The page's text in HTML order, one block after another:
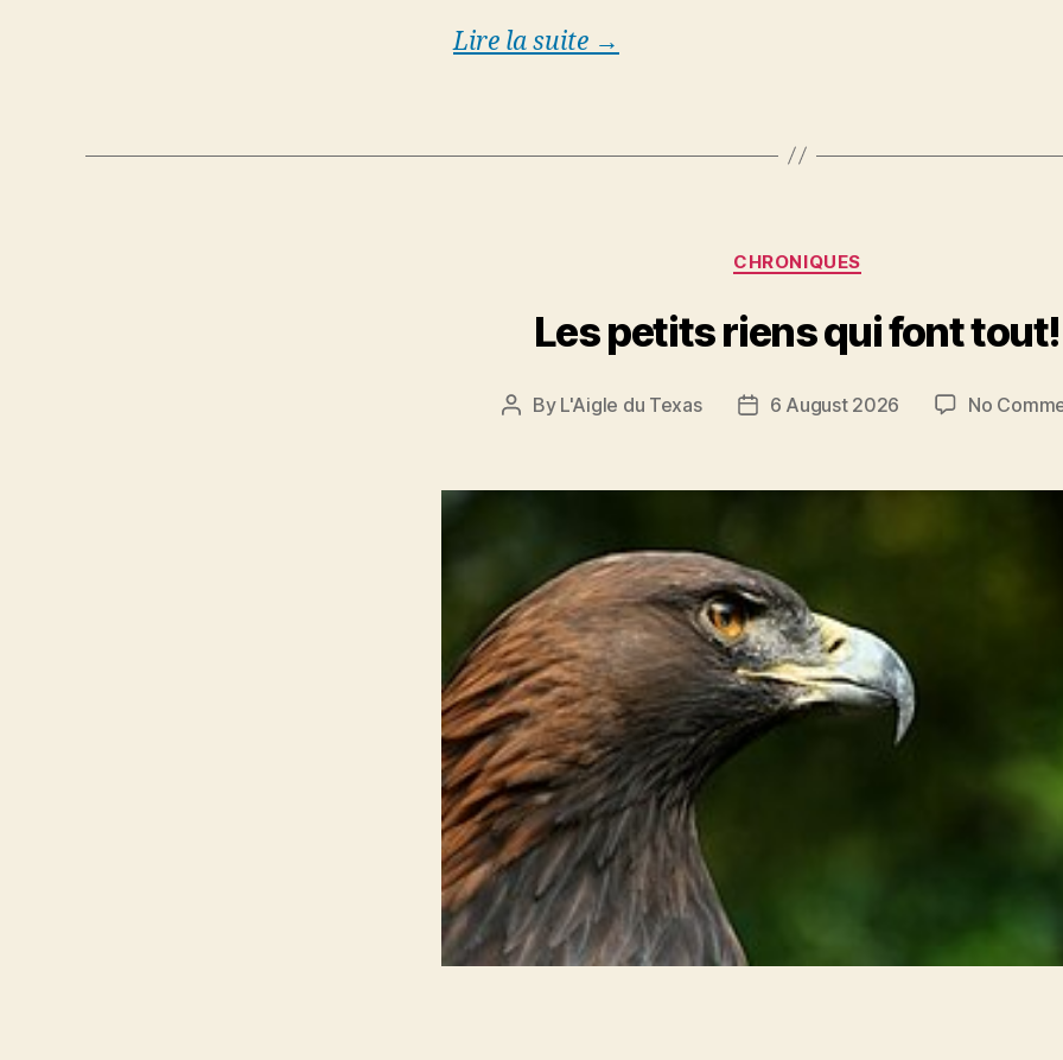
Lire la suite →
Categories
CHRONIQUES
Les petits riens qui font tout!
Post
By L'Aigle du Texas
Post6 August 2026 No